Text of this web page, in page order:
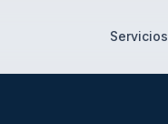
Servicios